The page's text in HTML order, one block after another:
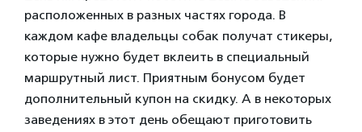
расположенных в разных частях города. В
каждом кафе владельцы собак получат стикеры,
которые нужно будет вклеить в специальный
маршрутный лист. Приятным бонусом будет
дополнительный купон на скидку. А в некоторых
заведениях в этот день обещают приготовить